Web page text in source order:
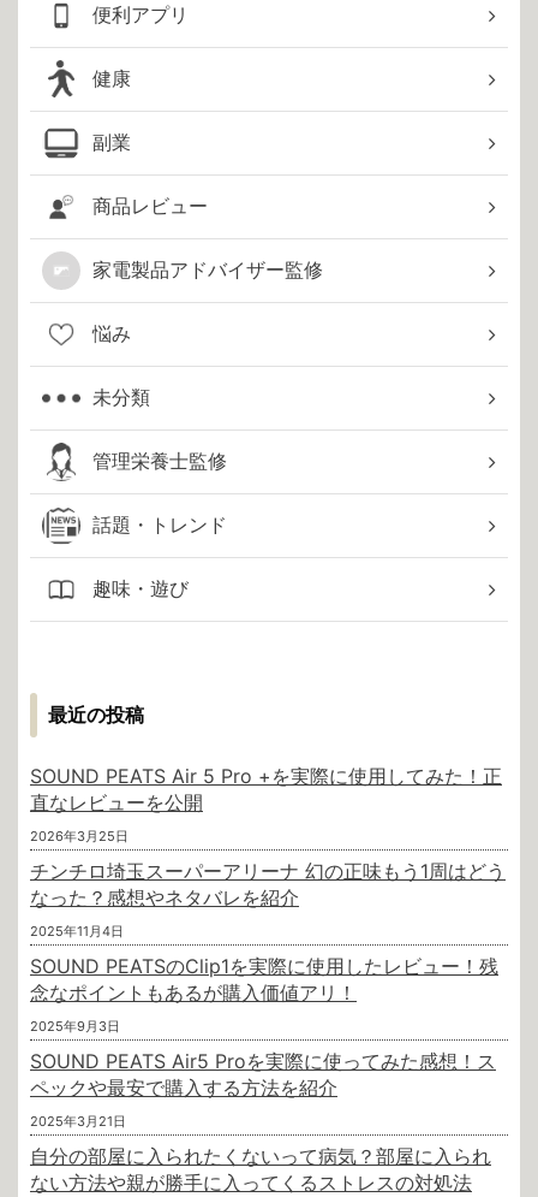
便利アプリ
健康
副業
商品レビュー
家電製品アドバイザー監修
悩み
未分類
管理栄養士監修
話題・トレンド
趣味・遊び
最近の投稿
SOUND PEATS Air 5 Pro +を実際に使用してみた！正
直なレビューを公開
2026年3月25日
チンチロ埼玉スーパーアリーナ 幻の正味もう1周はどう
なった？感想やネタバレを紹介
2025年11月4日
SOUND PEATSのClip1を実際に使用したレビュー！残
念なポイントもあるが購入価値アリ！
2025年9月3日
SOUND PEATS Air5 Proを実際に使ってみた感想！ス
ペックや最安で購入する方法を紹介
2025年3月21日
自分の部屋に入られたくないって病気？部屋に入られ
ない方法や親が勝手に入ってくるストレスの対処法